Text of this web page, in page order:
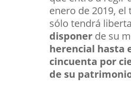
enero de 2019, el
sólo tendrá
disponerde su
herencial hasta
cincuenta por
de su